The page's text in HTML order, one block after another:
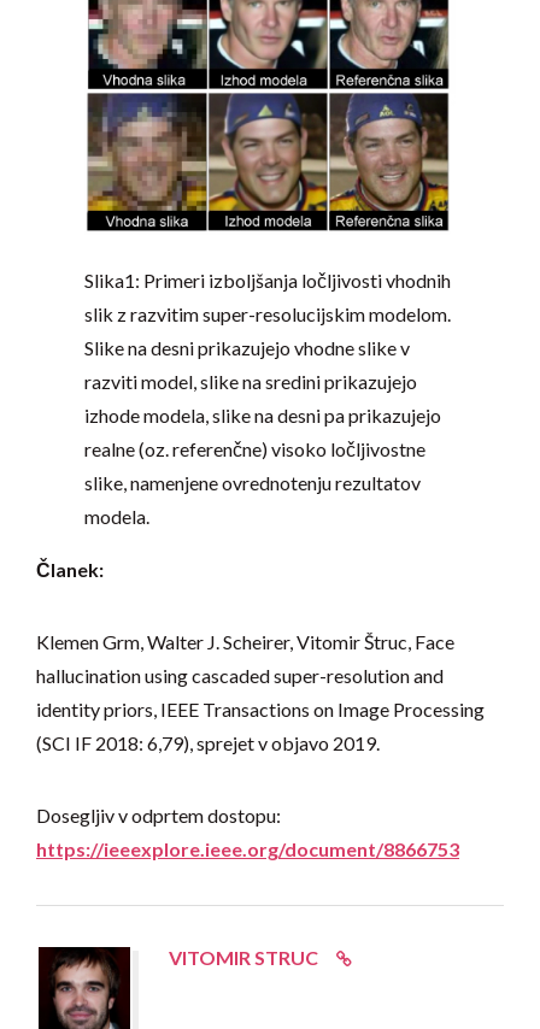
Slika1: Primeri izboljšanja ločljivosti vhodnih
slik z razvitim super-resolucijskim modelom.
Slike na desni prikazujejo vhodne slike v
razviti model, slike na sredini prikazujejo
izhode modela, slike na desni pa prikazujejo
realne (oz. referenčne) visoko ločljivostne
slike, namenjene ovrednotenju rezultatov
modela.
Članek:
Klemen Grm, Walter J. Scheirer, Vitomir Štruc, Face
hallucination using cascaded super-resolution and
identity priors, IEEE Transactions on Image Processing
(SCI IF 2018: 6,79), sprejet v objavo 2019.
Dosegljiv v odprtem dostopu:
https://ieeexplore.ieee.org/document/8866753
VITOMIR STRUC